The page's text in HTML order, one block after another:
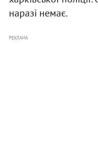
наразі немає.
РЕКЛАМА